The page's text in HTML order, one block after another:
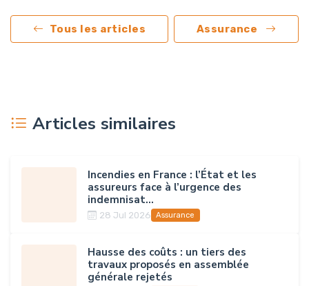
Tous les articles Assurance
Articles similaires
Incendies en France : l’État et les
assureurs face à l’urgence des
indemnisat...
28 Jul 2026 Assurance
Hausse des coûts : un tiers des
travaux proposés en assemblée
générale rejetés